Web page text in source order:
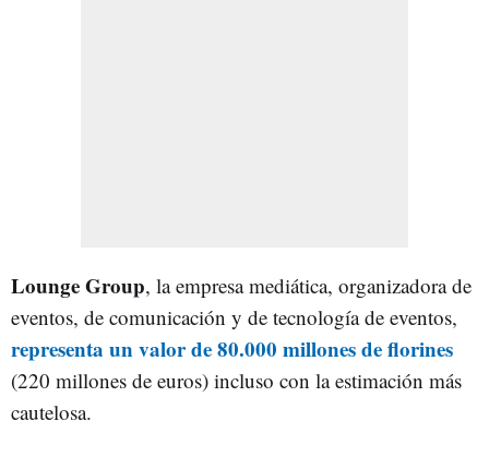
Lounge Group, la empresa mediática, organizadora de
eventos, de comunicación y de tecnología de eventos,
representa un valor de 80.000 millones de florines
(220 millones de euros) incluso con la estimación más
cautelosa.